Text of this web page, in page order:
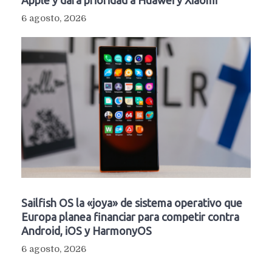
6 agosto, 2026
Sailfish OS la «joya» de sistema operativo que
Europa planea financiar para competir contra
Android, iOS y HarmonyOS
6 agosto, 2026